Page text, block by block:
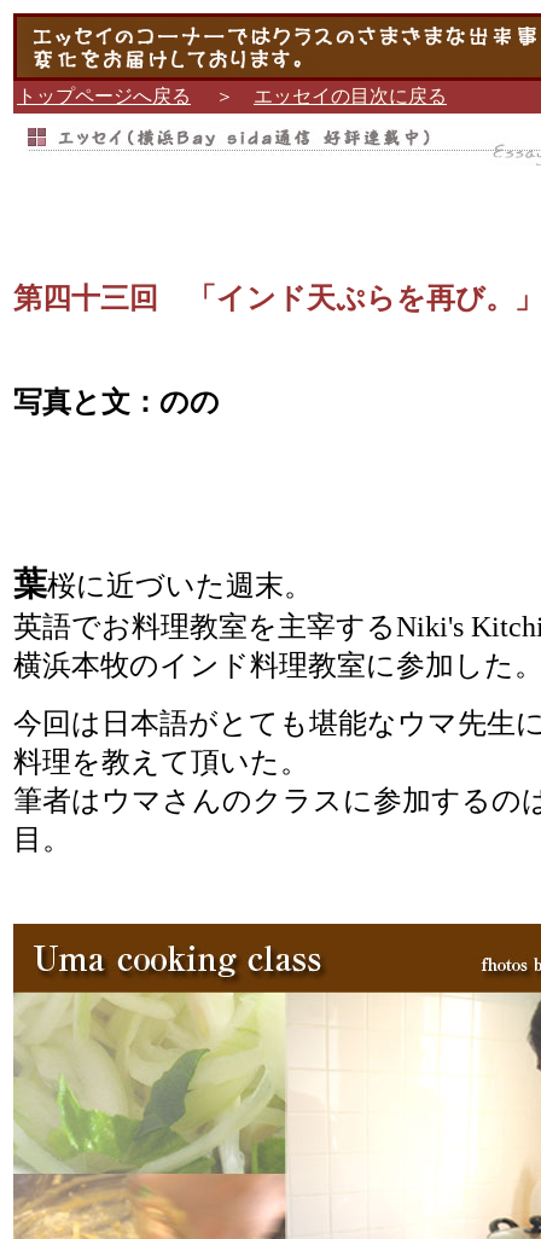
トップページへ戻る ＞ エッセイの目次に戻る
第四十三回 「インド天ぷらを再び。
写真と文：のの
葉桜に近づいた週末。
英語でお料理教室を主宰するNiki's
横浜本牧のインド料理教室に参加した
今回は日本語がとても堪能なウマ先生
料理を教えて頂いた。
筆者はウマさんのクラスに参加するの
目。